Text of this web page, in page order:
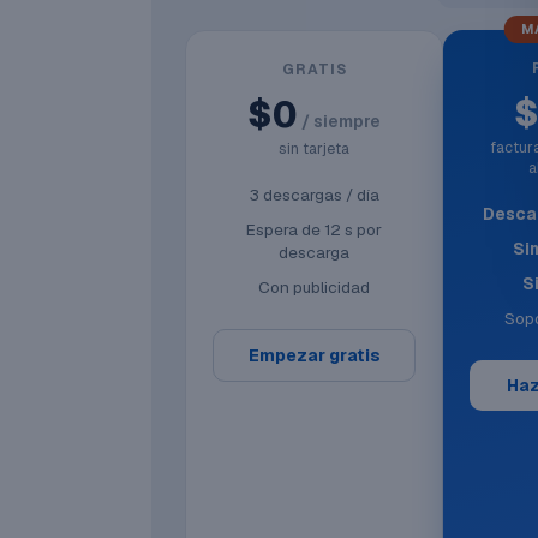
GRATIS
$0 / siempre
sin tarjeta
3 descargas / día
Espera de 12 s por
descarga
Con publicidad
Empezar gratis